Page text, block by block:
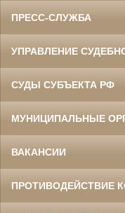
ПРЕСС-СЛУЖБА
УПРАВЛЕНИЕ
СУДЫ СУБЪЕКТА РФ
МУНИЦИПАЛЬНЫЕ
ВАКАНСИИ
ПРОТИВОДЕЙСТВИЕ